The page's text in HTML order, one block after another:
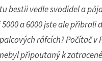
bestii vedle svodidel a
5000 a 6000 jste ale
ráfcích? Počítač
připoutaný k